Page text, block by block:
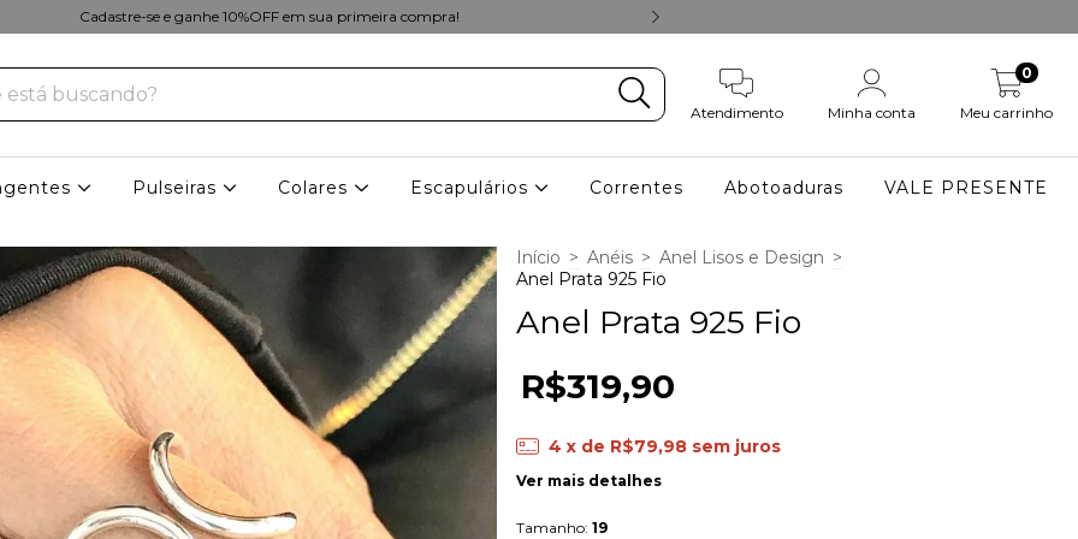
Cadastre-se e ganhe 10%OFF em sua primeira compra!
Atendimento Minha conta Meu carrinho
0
Pulseiras Colares Escapulários Correntes Abotoaduras VALE PRESENTE
Início > Anéis > Anel Lisos e Design >
Anel Prata 925 Fio
Anel Prata 925 Fio
R$319,90
4 x de R$79,98 sem juros
Ver mais detalhes
Tamanho: 19